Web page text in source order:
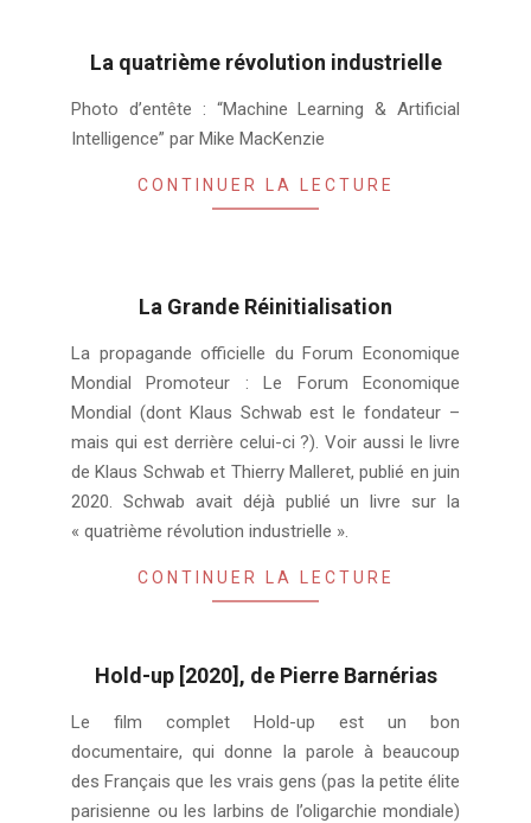
La quatrième révolution industrielle
03-
22
Photo d’entête : “Machine Learning & Artificial
Intelligence” par Mike MacKenzie
CONTINUER LA LECTURE
La Grande Réinitialisation
01-
27
La propagande officielle du Forum Economique
Mondial Promoteur : Le Forum Economique
Mondial (dont Klaus Schwab est le fondateur –
mais qui est derrière celui-ci ?). Voir aussi le livre
de Klaus Schwab et Thierry Malleret, publié en juin
2020. Schwab avait déjà publié un livre sur la
« quatrième révolution industrielle ».
CONTINUER LA LECTURE
Hold-up [2020], de Pierre Barnérias
11-
14
Le film complet Hold-up est un bon
documentaire, qui donne la parole à beaucoup
des Français que les vrais gens (pas la petite élite
parisienne ou les larbins de l’oligarchie mondiale)